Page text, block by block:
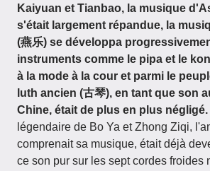
Kaiyuan et Tianbao, la musique
s'était largement répandue, la
(燕乐) se développa
instruments comme le pipa et le
à la mode à la cour et parmi le
luth ancien (古琴), en tant que son
Chine, était de plus en plus négligé.
légendaire de Bo Ya et Zhong Ziqi,
comprenait sa musique, était déjà
ce son pur sur les sept cordes froides